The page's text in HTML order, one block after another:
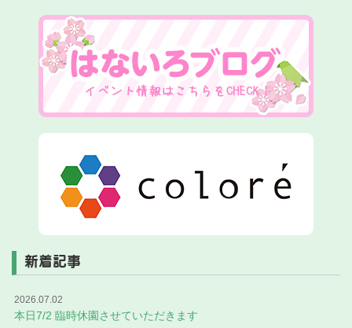
新着記事
2026.07.02
本日7/2 臨時休園させていただきます